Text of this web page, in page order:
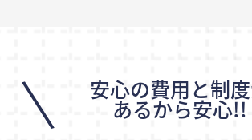
\ 安心の費用と制
あるから安心!!